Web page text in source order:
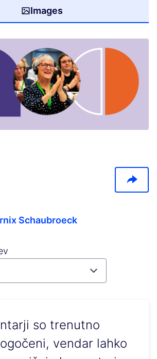
Images
Schaubroeck
so trenutno
vendar lahko